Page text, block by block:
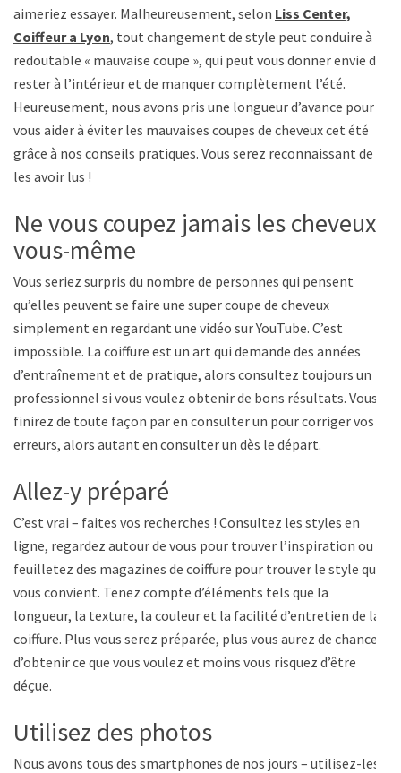
aimeriez essayer. Malheureusement, selon Liss Center,
Coiffeur a Lyon, tout changement de style peut conduire à la
redoutable « mauvaise coupe », qui peut vous donner envie de
rester à l’intérieur et de manquer complètement l’été.
Heureusement, nous avons pris une longueur d’avance pour
vous aider à éviter les mauvaises coupes de cheveux cet été
grâce à nos conseils pratiques. Vous serez reconnaissant de
les avoir lus !
Ne vous coupez jamais les cheveux
vous-même
Vous seriez surpris du nombre de personnes qui pensent
qu’elles peuvent se faire une super coupe de cheveux
simplement en regardant une vidéo sur YouTube. C’est
impossible. La coiffure est un art qui demande des années
d’entraînement et de pratique, alors consultez toujours un
professionnel si vous voulez obtenir de bons résultats. Vous
finirez de toute façon par en consulter un pour corriger vos
erreurs, alors autant en consulter un dès le départ.
Allez-y préparé
C’est vrai – faites vos recherches ! Consultez les styles en
ligne, regardez autour de vous pour trouver l’inspiration ou
feuilletez des magazines de coiffure pour trouver le style qui
vous convient. Tenez compte d’éléments tels que la
longueur, la texture, la couleur et la facilité d’entretien de la
coiffure. Plus vous serez préparée, plus vous aurez de chances
d’obtenir ce que vous voulez et moins vous risquez d’être
déçue.
Utilisez des photos
Nous avons tous des smartphones de nos jours – utilisez-les !